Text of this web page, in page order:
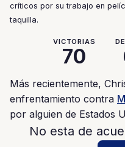
críticos por su trabajo en
taquilla.
VICTORIAS
70
Más recientemente,
enfrentamiento contra
por alguien de Estados
No esta de